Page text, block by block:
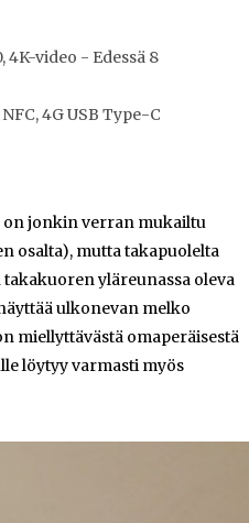
4K-video - Edessä 8
4G USB Type-C
on jonkin verran mukailtu
osalta), mutta takapuolelta
yläreunassa oleva
ulkonevan melko
miellyttävästä omaperäisestä
löytyy varmasti myös